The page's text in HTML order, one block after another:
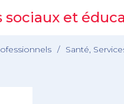
sociaux et
/ Santé,